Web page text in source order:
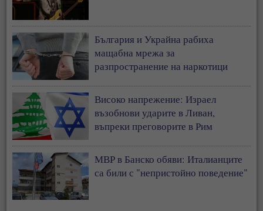
България и Украйна рабиха
мащабна мрежа за
разпространение на наркотици
Високо напрежение: Израел
възобнови ударите в Ливан,
въпреки преговорите в Рим
МВР в Банско обяви: Италианците
са били с "непристойно поведение"